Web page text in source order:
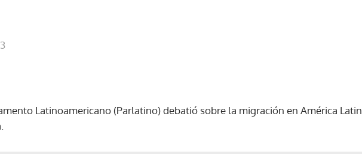
Latinoamericano (Parlatino) debatió sobre la migración en América